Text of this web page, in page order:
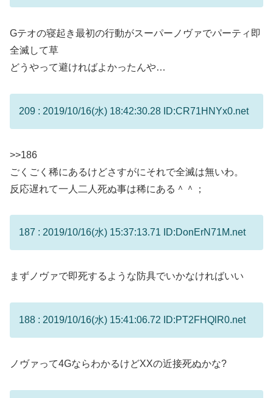
Gテオの寝起き最初の行動がスーパーノヴァでパーティ即
全滅して草
どうやって避ければよかったんや…
209 : 2019/10/16(水) 18:42:30.28 ID:CR71HNYx0.net
>>186
ごくごく稀にあるけどさすがにそれで全滅は無いわ。
反応遅れて一人二人死ぬ事は稀にある＾＾；
187 : 2019/10/16(水) 15:37:13.71 ID:DonErN71M.net
まずノヴァで即死するような防具でいかなければいい
188 : 2019/10/16(水) 15:41:06.72 ID:PT2FHQlR0.net
ノヴァって4GならわかるけどXXの近接死ぬかな?